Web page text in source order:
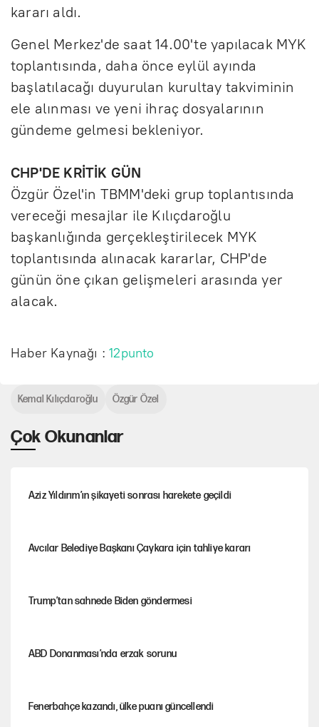
kararı aldı.
Genel Merkez'de saat 14.00'te yapılacak MYK
toplantısında, daha önce eylül ayında
başlatılacağı duyurulan kurultay takviminin
ele alınması ve yeni ihraç dosyalarının
gündeme gelmesi bekleniyor.
CHP'DE KRİTİK GÜN
Özgür Özel'in TBMM'deki grup toplantısında
vereceği mesajlar ile Kılıçdaroğlu
başkanlığında gerçekleştirilecek MYK
toplantısında alınacak kararlar, CHP'de
günün öne çıkan gelişmeleri arasında yer
alacak.
Haber Kaynağı :12punto
Çok Okunanlar
Aziz Yıldırım’ın şikayeti sonrası harekete geçildi
Avcılar Belediye Başkanı Çaykara için tahliye kararı
Trump’tan sahnede Biden göndermesi
ABD Donanması’nda erzak sorunu
Fenerbahçe kazandı, ülke puanı güncellendi
Kemal Kılıçdaroğlu Özgür Özel